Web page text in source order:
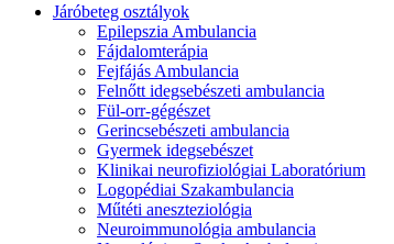
Járóbeteg osztályok
Epilepszia Ambulancia
Fájdalomterápia
Fejfájás Ambulancia
Felnőtt idegsebészeti ambulancia
Fül-orr-gégészet
Gerincsebészeti ambulancia
Gyermek idegsebészet
Klinikai neurofiziológiai Laboratórium
Logopédiai Szakambulancia
Műtéti aneszteziológia
Neuroimmunológia ambulancia